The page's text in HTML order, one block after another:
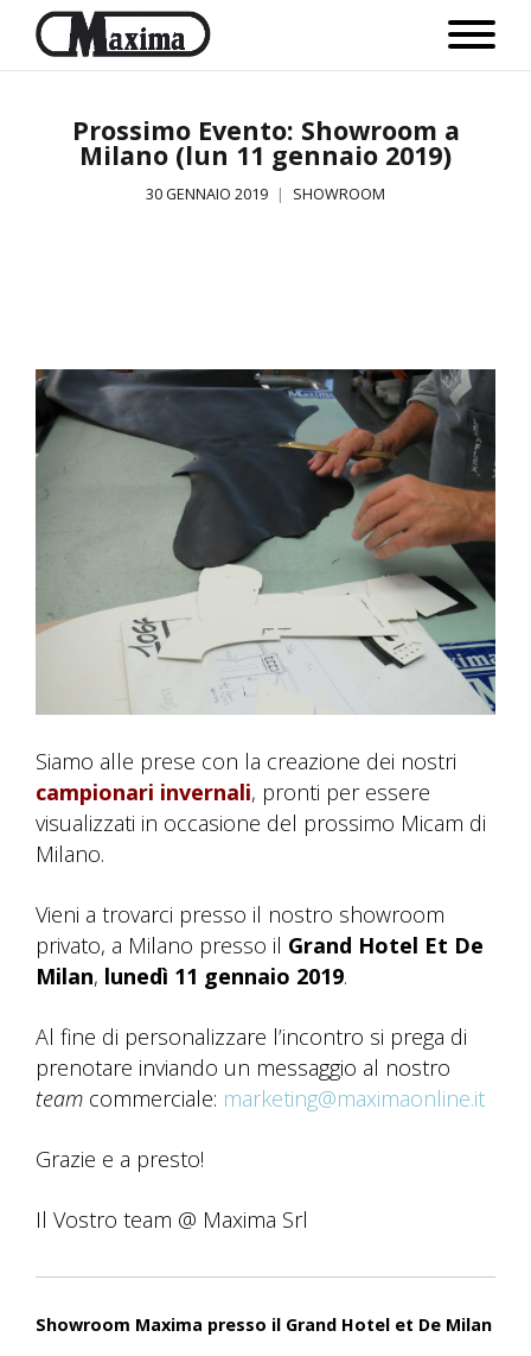
Prossimo Evento: Showroom a
Milano (lun 11 gennaio 2019)
30 GENNAIO 2019 SHOWROOM
Siamo alle prese con la creazione dei nostri
campionari invernali, pronti per essere
visualizzati in occasione del prossimo Micam di
Milano.
Vieni a trovarci presso il nostro showroom
privato, a Milano presso il Grand Hotel Et De
Milan, lunedì 11 gennaio 2019.
Al fine di personalizzare l’incontro si prega di
prenotare inviando un messaggio al nostro
team commerciale: marketing@maximaonline.it
Grazie e a presto!
Il Vostro team @ Maxima Srl
Showroom Maxima presso il Grand Hotel et De Milan